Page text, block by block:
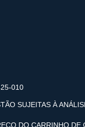
010
SUJEITAS À
DO CARRINHO DE